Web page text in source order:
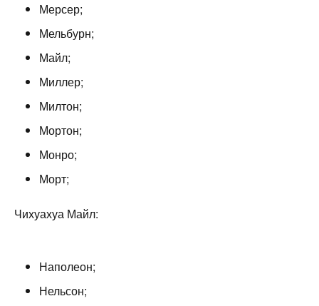
Мерсер;
Мельбурн;
Майл;
Миллер;
Милтон;
Мортон;
Монро;
Морт;
Чихуахуа Майл:
Наполеон;
Нельсон;